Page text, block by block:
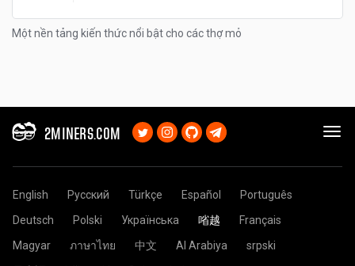
Một nền tảng kiến thức nổi bật cho các thợ mỏ
2MINERS.COM
English Русский Türkçe Español
Português
Deutsch
Polski Українська 㗂越
Français
Magyar
ภาษาไทย 中文 Al Arabiya
srpski